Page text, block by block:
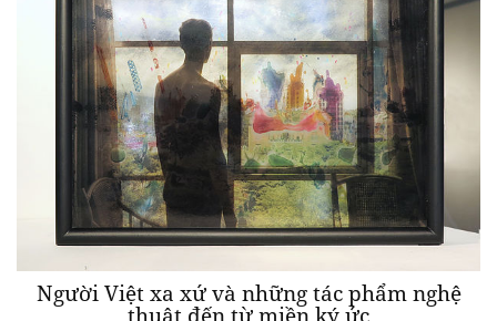
Người Việt xa xứ và những tác phẩm nghệ